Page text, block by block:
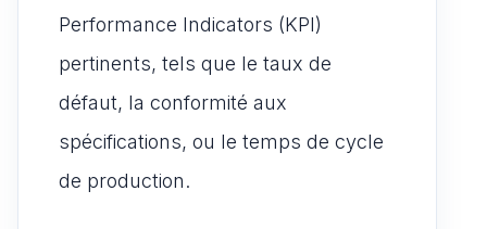
Performance Indicators (KPI)
pertinents, tels que le taux de
défaut, la conformité aux
spécifications, ou le temps de cycle
de production.